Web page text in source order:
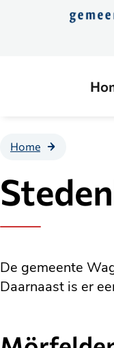
Home
projecten
De gemeente
Daarnaast is er